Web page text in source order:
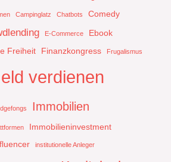
Campinglatz Chatbots
Comedy
E-Commerce
Ebook
Freiheit Finanzkongress Frugalismus
verdienen
Immobilien
Immobilieninvestment
institutionelle Anleger